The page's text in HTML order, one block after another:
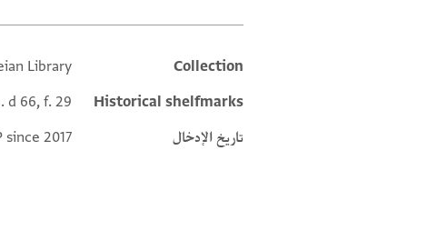
Additional metadata
Collection
Library
Historical shelfmarks
d 66, f. 29
تاريخ الإدخال
since 2017